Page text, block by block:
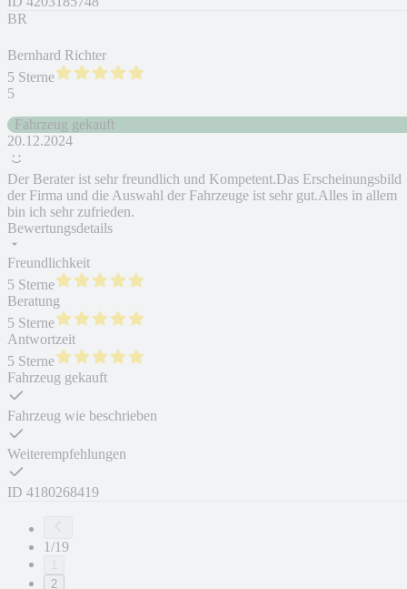
BR
Bernhard Richter
5 Sterne
5
Fahrzeug gekauft
20.12.2024
Der Berater ist sehr freundlich und Kompetent.Das Erscheinungsbild
der Firma und die Auswahl der Fahrzeuge ist sehr gut.Alles in allem
bin ich sehr zufrieden.
Bewertungsdetails
Freundlichkeit
5 Sterne
Beratung
5 Sterne
Antwortzeit
5 Sterne
Fahrzeug gekauft
Fahrzeug wie beschrieben
Weiterempfehlungen
ID 4180268419
1/19
2